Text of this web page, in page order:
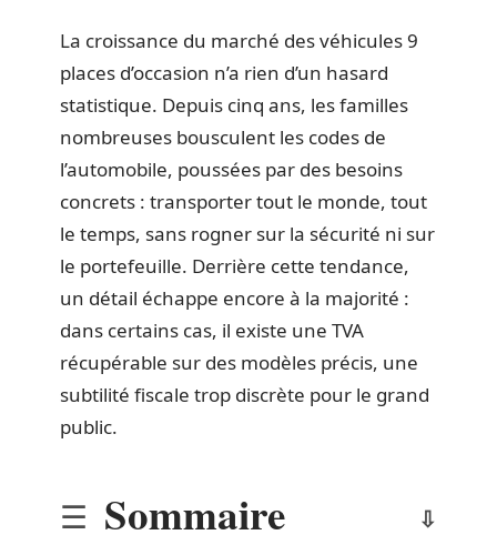
La croissance du marché des véhicules 9
places d’occasion n’a rien d’un hasard
statistique. Depuis cinq ans, les familles
nombreuses bousculent les codes de
l’automobile, poussées par des besoins
concrets : transporter tout le monde, tout
le temps, sans rogner sur la sécurité ni sur
le portefeuille. Derrière cette tendance,
un détail échappe encore à la majorité :
dans certains cas, il existe une TVA
récupérable sur des modèles précis, une
subtilité fiscale trop discrète pour le grand
public.
Sommaire